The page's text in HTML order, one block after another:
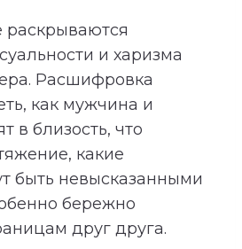
раскрываются
и харизма
Расшифровка
как мужчина и
в близость, что
какие
быть невысказанными
бережно
друг друга.